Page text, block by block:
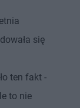
się
ten fakt -
to nie